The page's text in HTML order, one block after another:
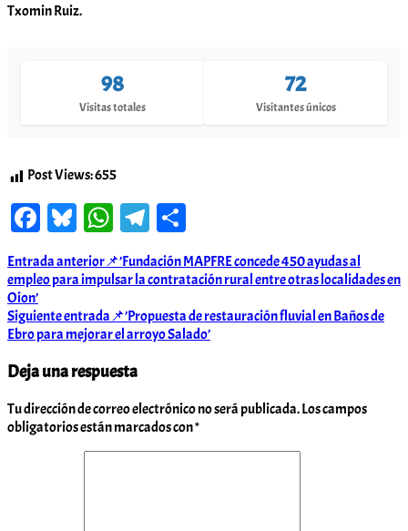
Txomin Ruiz.
98
Visitas totales
72
Visitantes únicos
Post Views:655
Facebook
Bluesky
WhatsApp
Telegram
Navegación
de
entradas
Entrada anterior📌’Fundación MAPFRE concede 450 ayudas al
empleo para impulsar la contratación rural entre otras localidades en
Oion’
Siguiente entrada 📌’Propuesta de restauración fluvial en Baños de
Ebro para mejorar el arroyo Salado’
Deja una respuesta
Tu dirección de correo electrónico no será publicada.Los campos
obligatorios están marcados con*